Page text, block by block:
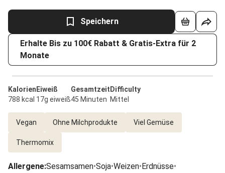
Speichern
Erhalte Bis zu 100€ Rabatt & Gratis-Extra für 2
Monate
Kalorien
788 kcal
Eiweiß
17g eiweiß
Gesamtzeit
45 Minuten
Difficulty
Mittel
Vegan Ohne Milchprodukte Viel Gemüse
Thermomix
Allergene:Sesamsamen•Soja•Weizen•Erdnüsse•